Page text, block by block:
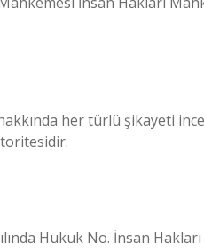
her türlü şikayeti
Hukuk No. İnsan